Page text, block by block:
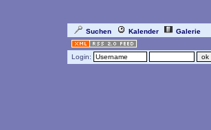
Suchen Kalender Galerie
Login: